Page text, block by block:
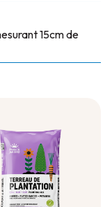
15cm de